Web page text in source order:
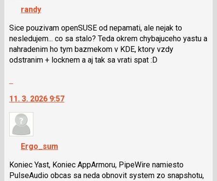
navigaci
lze
použít
i
klávesy
N
P
pro
předchozí
nový
názor
randy
Sice pouzivam openSUSE od nepamati, ale nejak to
nesledujem... co sa stalo? Teda okrem chybajuceho yastu a
nahradenim ho tym bazmekom v KDE, ktory vzdy
odstranim + locknem a aj tak sa vrati spat :D
další
nový
názor.
navigaci
lze
použít
i
11. 3. 2026 9:57
Ergo_sum
Koniec Yast, Koniec AppArmoru, PipeWire namiesto
PulseAudio obcas sa neda obnovit system zo snapshotu,